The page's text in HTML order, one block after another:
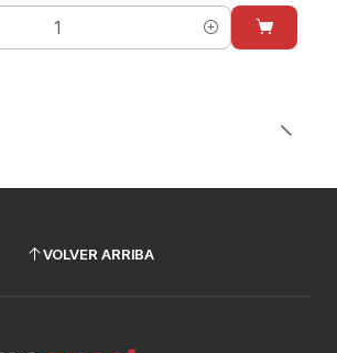
VOLVER ARRIBA